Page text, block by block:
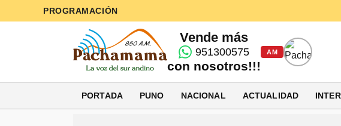
PROGRAMACIÓN
Vende más
951300575
con nosotros!!!
AM
PORTADA PUNO NACIONAL ACTUALIDAD